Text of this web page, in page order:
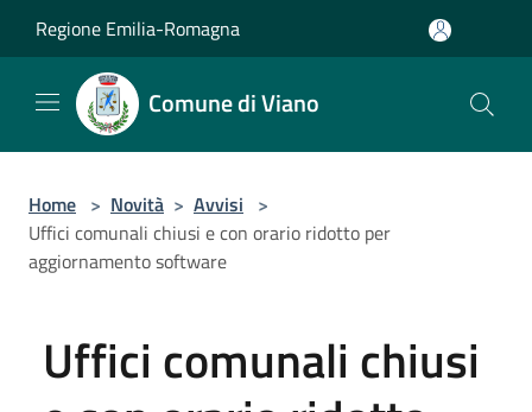
Regione Emilia-Romagna
Comune di Viano
Home > Novità > Avvisi >
Uffici comunali chiusi e con orario ridotto per
aggiornamento software
Uffici comunali chiusi